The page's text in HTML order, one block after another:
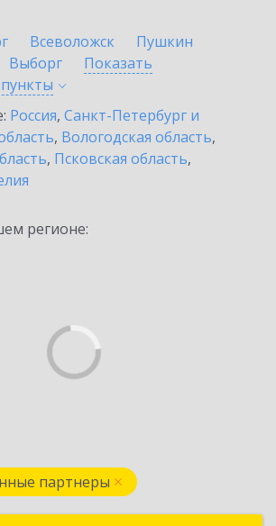
Всеволожск
Пушкин
Выборг
Показать
пункты
Россия, Санкт-Петербург и
, Вологодская область,
, Псковская область,
регионе:
партнеры